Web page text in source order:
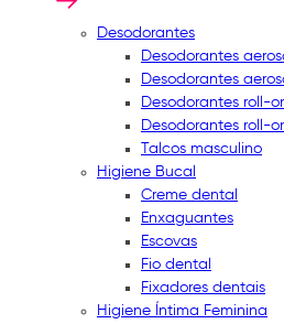
Desodorantes
Desodorantes
Desodorantes
Desodorantes roll-
Desodorantes roll-
Talcos masculino
Higiene Bucal
Creme dental
Enxaguantes
Escovas
Fio dental
Fixadores dentais
Higiene Íntima Feminina